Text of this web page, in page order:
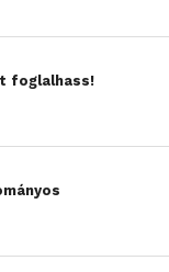
foglalhass!